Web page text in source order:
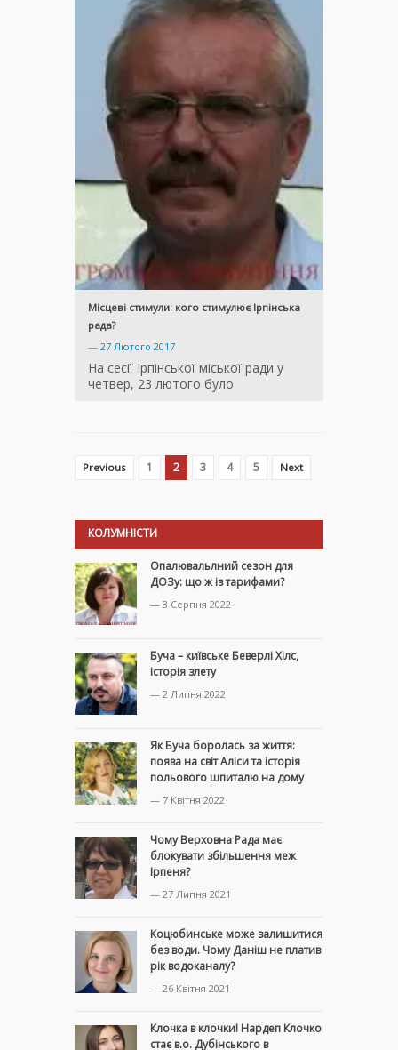
Місцеві стимули: кого стимулює Ірпінська
рада?
— 27 Лютого 2017
На сесії Ірпінської міської ради у
четвер, 23 лютого було
Previous 1 2 3 4 5 Next
КОЛУМНІСТИ
Опалювальлний сезон для
ДОЗу: що ж із тарифами?
— 3 Серпня 2022
Буча – київське Беверлі Хілс,
історія злету
— 2 Липня 2022
Як Буча боролась за життя:
поява на світ Аліси та історія
польового шпиталю на дому
— 7 Квітня 2022
Чому Верховна Рада має
блокувати збільшення меж
Ірпеня?
— 27 Липня 2021
Коцюбинське може залишитися
без води. Чому Даніш не платив
рік водоканалу?
— 26 Квітня 2021
Клочка в клочки! Нардеп Клочко
стає в.о. Дубінського в